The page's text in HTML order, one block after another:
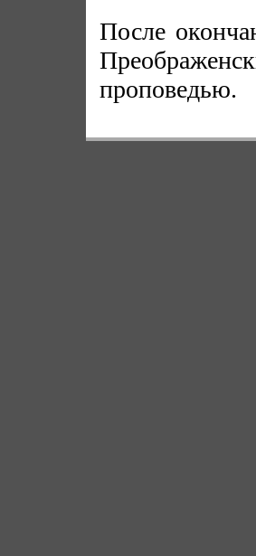
После
проповедью.